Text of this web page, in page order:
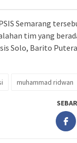
Semarang
tim yang
Solo, Barito
muhammad ridwan